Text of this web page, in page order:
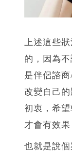
上述這些
的，因為
是伴侶諮
改變自己
初衷，希
才會有效果
也就是說